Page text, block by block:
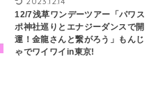
12/7浅草ワンデーツアー「パワス
ポ神社巡りとエナジーダンスで開
運！金龍さんと繋がろう」もんじ
ゃでワイワイin東京!